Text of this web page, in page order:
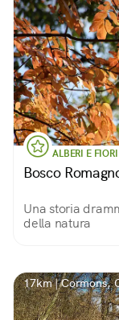
ALBERI E FIORI
Bosco
Una storia
della natura
17km | Cormons,